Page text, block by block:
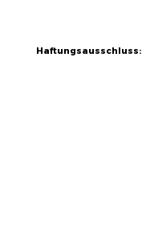
Haftungsausschluss: